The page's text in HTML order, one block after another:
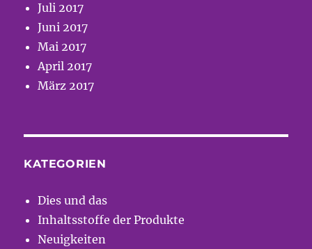
Juli 2017
Juni 2017
Mai 2017
April 2017
März 2017
KATEGORIEN
Dies und das
Inhaltsstoffe der Produkte
Neuigkeiten